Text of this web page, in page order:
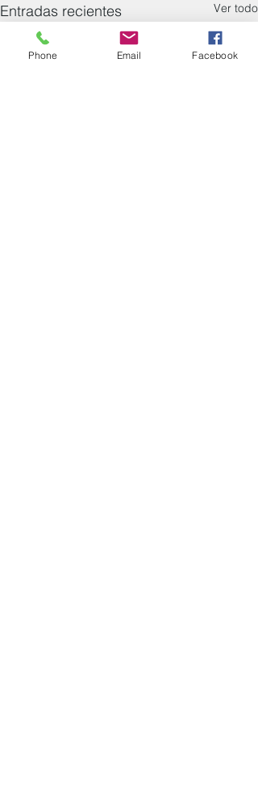
Entradas recientes Ver todo
Phone Email Facebook